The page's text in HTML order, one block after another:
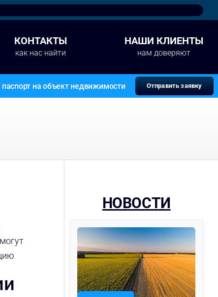
КОНТАКТЫ
как нас найти
НАШИ КЛИЕНТЫ
нам доверяют
паспорт на объект недвижимости Отправить заявку
НОВОСТИ